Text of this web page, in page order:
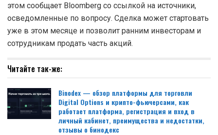
этом сообщает Bloomberg со ссылкой на источники,
осведомленные по вопросу. Сделка может стартовать
уже в этом месяце и позволит ранним инвесторам и
сотрудникам продать часть акций.
Читайте так-же:
Binodex — обзор платформы для торговли
Digital Options и крипто-фьючерсами, как
работает платформа, регистрация и вход в
личный кабинет, преимущества и недостатки,
отзывы о бинодекс